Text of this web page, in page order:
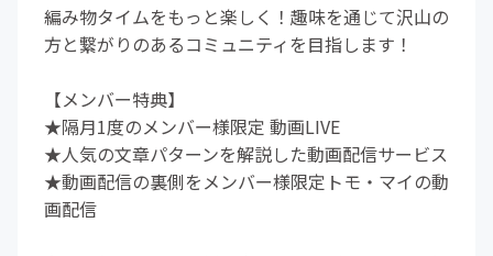
編み物タイムをもっと楽しく！趣味を通じて沢山の
方と繋がりのあるコミュニティを目指します！
【メンバー特典】
★隔月1度のメンバー様限定 動画LIVE
★人気の文章パターンを解説した動画配信サービス
★動画配信の裏側をメンバー様限定トモ・マイの動
画配信